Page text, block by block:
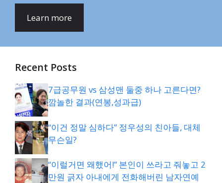
Learn more
Recent Posts
7급공무원 vs 삼성맨 둘중 하나 고른다면?
깜놀한 결과(연봉,성과급)
“이건 정말 심하다” 정우성의 친아들, 대체
무슨일?
“이럴거면 왜했어!” 본인이 쓰라고 줘놓고 2
만원 긁자 아내에게 전화해버린 남자연예